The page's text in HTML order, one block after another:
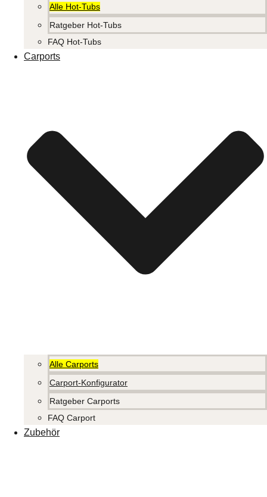
Alle Hot-Tubs
Ratgeber Hot-Tubs
FAQ Hot-Tubs
Carports
Alle Carports
Carport-Konfigurator
Ratgeber Carports
FAQ Carport
Zubehör